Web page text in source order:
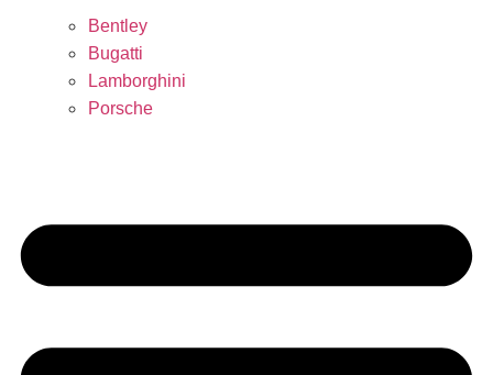
Bentley
Bugatti
Lamborghini
Porsche